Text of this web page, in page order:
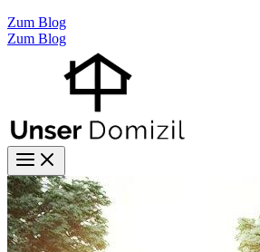
Zum Blog
Zum Blog